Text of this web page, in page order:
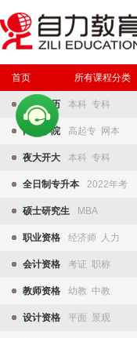
首页 所有课程分类
自考学历 本科 专科
网络学院 高起专 网本
夜大开大 本科 专科
全日制专升本 2022年考
硕士研究生 MBA
职业资格 经济师 人力
会计资格 考证 职称
教师资格 幼教 中教
设计资格 平面 景观